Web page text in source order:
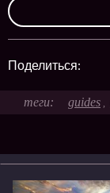
Поделиться:
guides ,